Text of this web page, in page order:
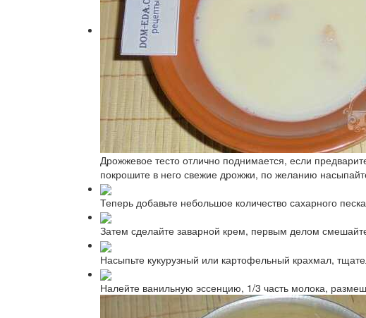
Дрожжевое тесто отлично поднимается, если
покрошите в него свежие дрожжи, по желанию
Теперь добавьте небольшое количество сахарного
Затем сделайте заварной крем, первым делом
Насыпьте кукурузный или картофельный крахмал,
Налейте ванильную эссенцию, 1/3 часть молока,